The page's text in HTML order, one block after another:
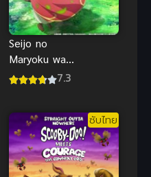
Seijo no
Maryoku wa
Bannou Desu
สารพัดอย่าง
ภาค 1
7.3
ซับไทย